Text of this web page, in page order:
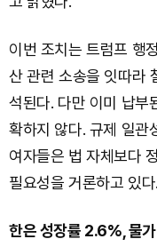
이번 조치는 트럼프 행
산 관련 소송을 잇따라
석된다. 다만 이미 납
확하지 않다. 규제 일관
여자들은 법 자체보다
필요성을 거론하고 있다.
한은 성장률 2.6%, 물